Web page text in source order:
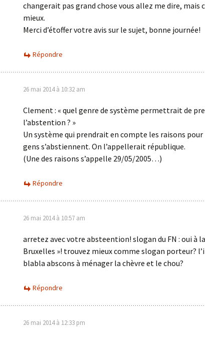
changerait pas grand chose vous allez me dire, mais
mieux.
Merci d’étoffer votre avis sur le sujet, bonne journée!
Répondre
26 mai 2014 à 10:32 am
Clement : « quel genre de système permettrait de
l’abstention ? »
Un système qui prendrait en compte les raisons pour
gens s’abstiennent. On l’appellerait république.
(Une des raisons s’appelle 29/05/2005…)
Répondre
26 mai 2014 à 10:57 am
arretez avec votre absteention! slogan du FN : oui à
Bruxelles »! trouvez mieux comme slogan porteur?
blabla abscons à ménager la chèvre et le chou?
Répondre
26 mai 2014 à 12:33 pm